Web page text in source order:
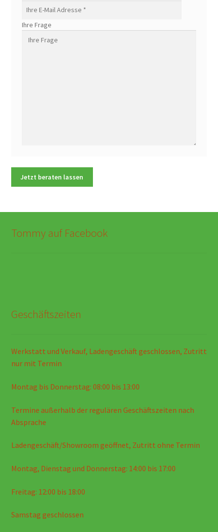
Ihre Frage
Tommy auf Facebook
Geschäftszeiten
Werkstatt und Verkauf, Ladengeschäft geschlossen, Zutritt
nur mit Termin
Montag bis Donnerstag: 08:00 bis 13:00
Termine außerhalb der regulären Geschäftszeiten nach
Absprache
Ladengeschäft/Showroom geöffnet, Zutritt ohne Termin
Montag, Dienstag und Donnerstag: 14:00 bis 17:00
Freitag: 12:00 bis 18:00
Samstag geschlossen